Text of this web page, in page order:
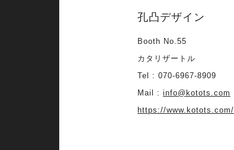
孔凸デザイン
Booth No.55
カタリザートル
Tel : 070-6967-8909
Mail : info@kotots.com
https://www.kotots.com/